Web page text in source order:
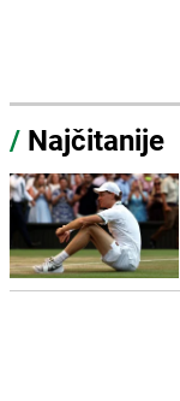
/ Najčitanije